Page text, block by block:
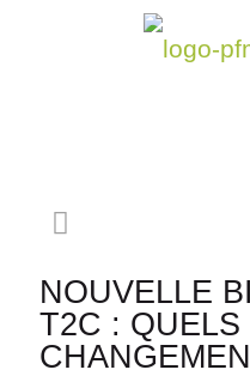
NOUVELLE
T2C : QUELS